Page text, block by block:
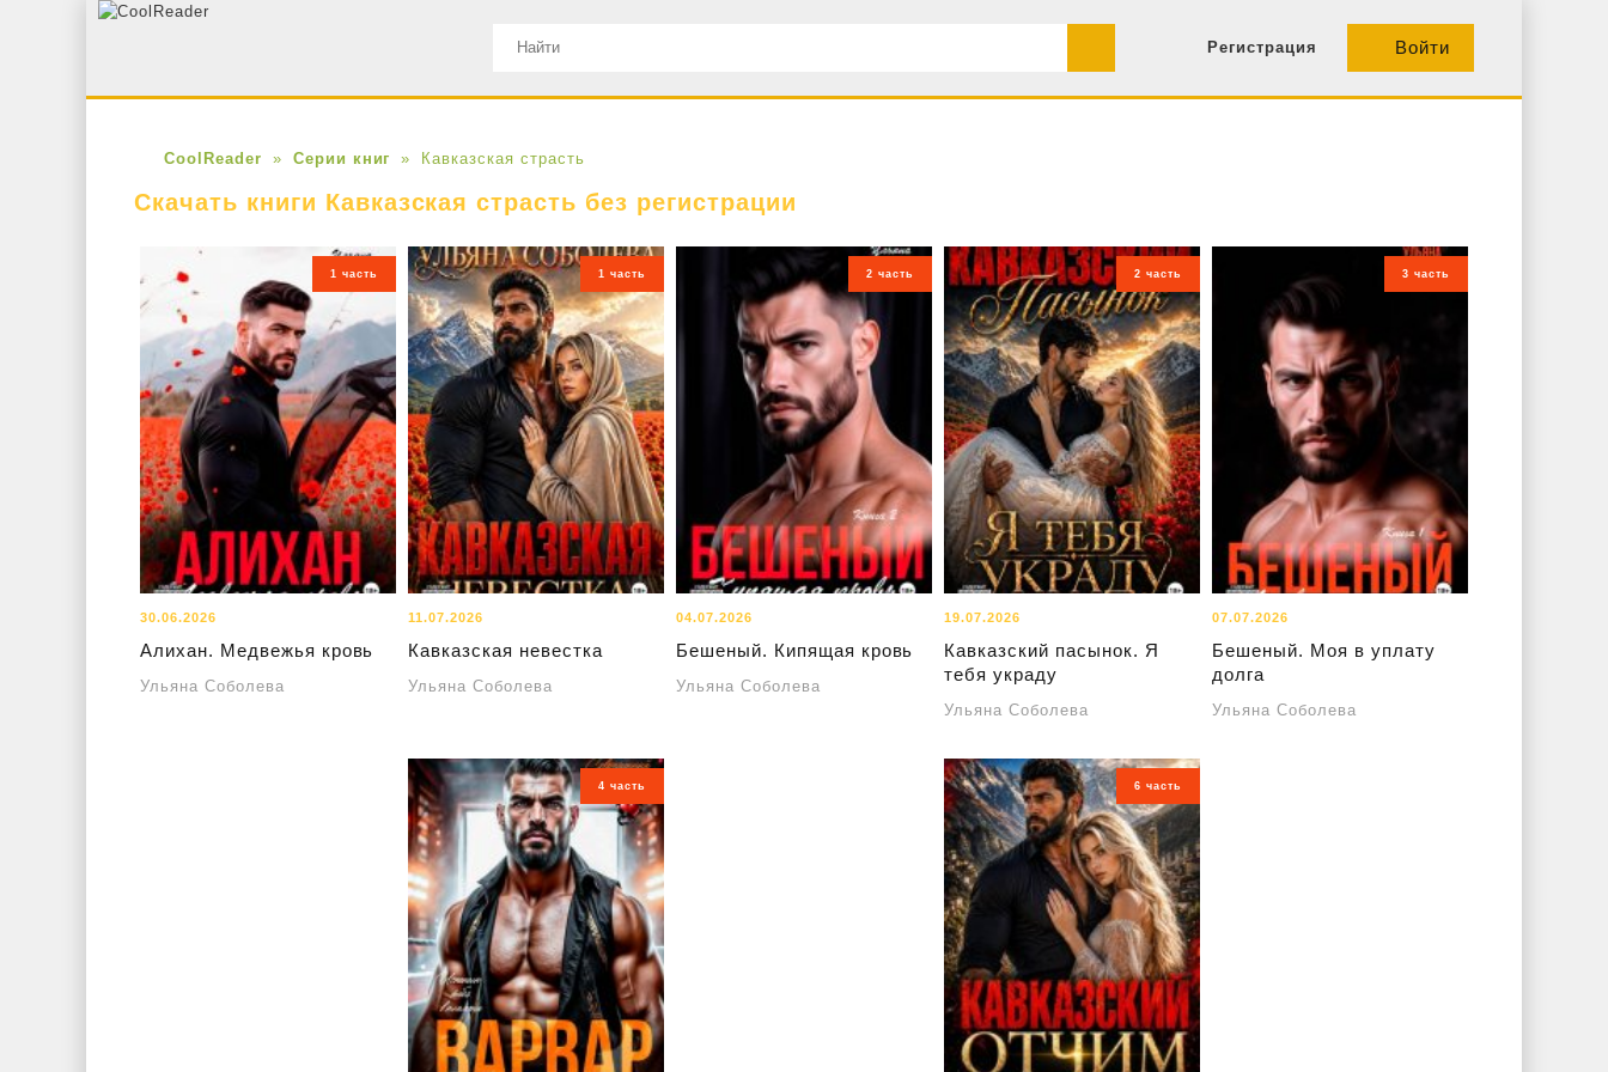
Регистрация Войти
CoolReader Серии книг Кавказская страсть
Скачать книги Кавказская страсть без регистрации
1 часть
30.06.2026
Алихан. Медвежья кровь
Ульяна Соболева
1 часть
11.07.2026
Кавказская невестка
Ульяна Соболева
2 часть
04.07.2026
Бешеный. Кипящая кровь
Ульяна Соболева
2 часть
19.07.2026
Кавказский пасынок. Я
тебя украду
Ульяна Соболева
3 часть
07.07.2026
Бешеный. Моя в уплату
долга
Ульяна Соболева
4 часть 6 часть